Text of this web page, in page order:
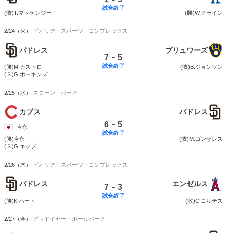
(敗)T.マッケンジー
試合終了
(勝)W.クライン
2/24（火） ピオリア・スポーツ・コンプレックス
パドレス
(勝)M.カストロ
(Ｓ)G.ホーキンズ
7 - 5
試合終了
ブリュワーズ
(敗)B.ジョンソン
2/25（水） スローン・パーク
カブス
今永
(勝)今永
(Ｓ)G.キップ
6 - 5
試合終了
パドレス
(敗)M.ゴンザレス
2/26（木） ピオリア・スポーツ・コンプレックス
パドレス
(勝)K.ハート
7 - 3
試合終了
エンゼルス
(敗)C.コルテス
2/27（金） グッドイヤー・ボールパーク